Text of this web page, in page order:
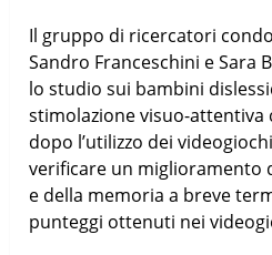
Il gruppo di ricercatori
Sandro Franceschini e Sara
lo studio sui bambini
stimolazione visuo-
dopo l’utilizzo dei
verificare un miglioramento
e della memoria a breve
punteggi ottenuti nei